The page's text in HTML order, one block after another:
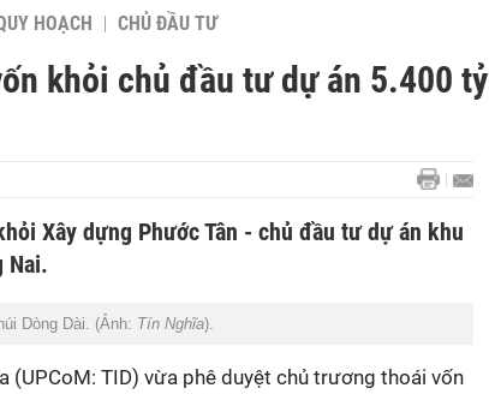
HOẠCH CHỦ ĐẦU TƯ
khỏi chủ đầu tư dự án 5.400 tỷ
Xây dựng Phước Tân - chủ đầu tư dự án khu
Nai.
Dòng Dài. (Ảnh: Tín Nghĩa).
(UPCoM: TID) vừa phê duyệt chủ trương thoái vốn